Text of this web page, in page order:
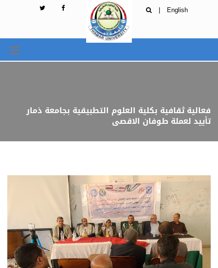
English
|
فعالية ثقافية بكلية العلوم التطبيقية بجامعة ذمار
تأييد لعملة طوفان الاقصى